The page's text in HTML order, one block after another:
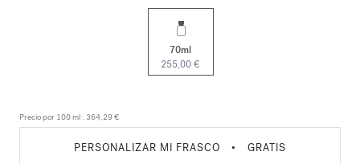
70ml
255,00 €
Precio por 100 ml : 364,29 €
PERSONALIZAR MI FRASCO • GRATIS